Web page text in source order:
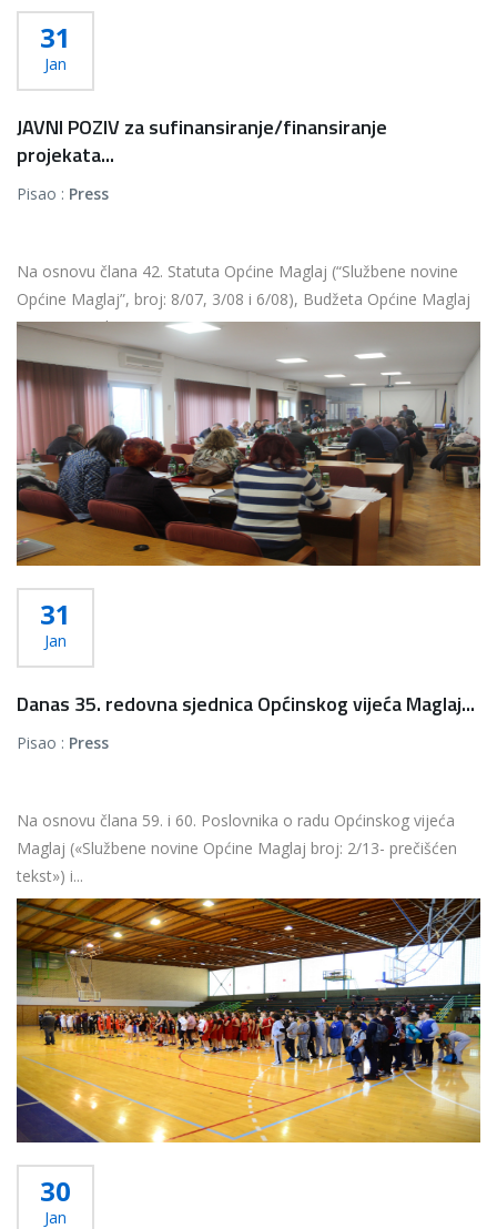
31
Jan
JAVNI POZIV za sufinansiranje/finansiranje
projekata...
Pisao : Press
Na osnovu člana 42. Statuta Općine Maglaj (“Službene novine
Općine Maglaj”, broj: 8/07, 3/08 i 6/08), Budžeta Općine Maglaj
za 2020. godinu i...
Više...
31
Jan
Danas 35. redovna sjednica Općinskog vijeća Maglaj...
Pisao : Press
Na osnovu člana 59. i 60. Poslovnika o radu Općinskog vijeća
Maglaj («Službene novine Općine Maglaj broj: 2/13- prečišćen
tekst») i...
Više...
30
Jan